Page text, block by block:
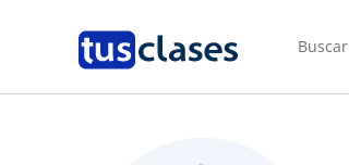
Buscar